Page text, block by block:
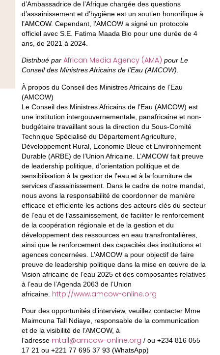
d’Ambassadrice de l’Afrique chargée des questions
d’assainissement et d’hygiène est un soutien honorifique à
l’AMCOW. Cependant, l’AMCOW a signé un protocole
officiel avec S.E. Fatima Maada Bio pour une durée de 4
ans, de 2021 à 2024.
Distribué par African Media Agency (AMA) pour Le
Conseil des Ministres Africains de l’Eau (AMCOW).
À propos du Conseil des Ministres Africains de l’Eau
(AMCOW)
Le Conseil des Ministres Africains de l’Eau (AMCOW) est
une institution intergouvernementale, panafricaine et non-
budgétaire travaillant sous la direction du Sous-Comité
Technique Spécialisé du Département Agriculture,
Développement Rural, Economie Bleue et Environnement
Durable (ARBE) de l’Union Africaine. L’AMCOW fait preuve
de leadership politique, d’orientation politique et de
sensibilisation à la gestion de l’eau et à la fourniture de
services d’assainissement. Dans le cadre de notre mandat,
nous avons la responsabilité de coordonner de manière
efficace et efficiente les actions des acteurs clés du secteur
de l’eau et de l’assainissement, de faciliter le renforcement
de la coopération régionale et de la gestion et du
développement des ressources en eau transfrontalières,
ainsi que le renforcement des capacités des institutions et
agences concernées. L’AMCOW a pour objectif de faire
preuve de leadership politique dans la mise en œuvre de la
Vision africaine de l’eau 2025 et des composantes relatives
à l’eau de l’Agenda 2063 de l’Union
africaine. http://www.amcow-online.org
Pour des opportunités d’interview, veuillez contacter Mme
Maimouna Tall Ndiaye, responsable de la communication
et de la visibilité de l’AMCOW, à
l’adresse mtall@amcow-online.org / ou +234 816 055
17 21 ou +221 77 695 37 93 (WhatsApp)